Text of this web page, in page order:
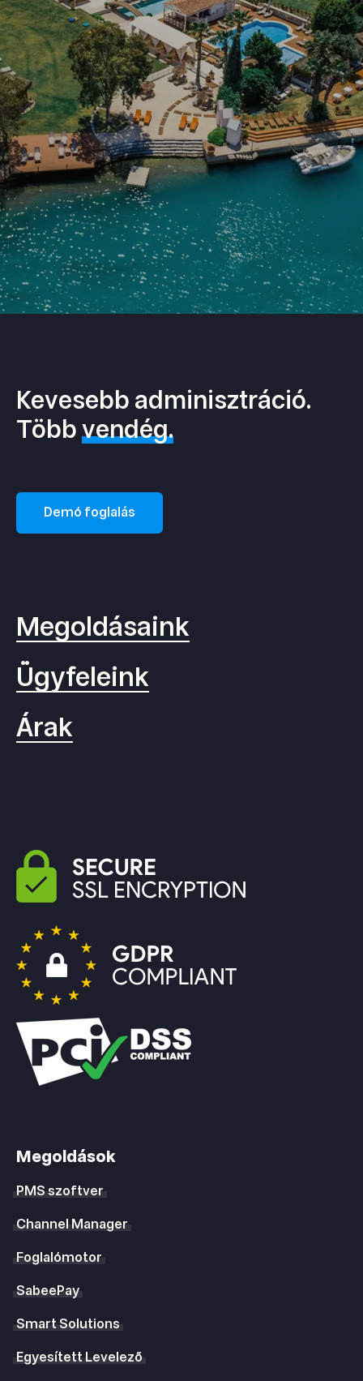
Kevesebb adminisztráció.
Többvendég.
Demó foglalás
Megoldásaink
Ügyfeleink
Árak
Megoldások
PMS szoftver
Channel Manager
Foglalómotor
SabeePay
Smart Solutions
Egyesített Levelező